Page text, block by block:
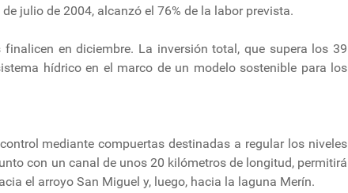
julio de 2004, alcanzó el 76% de la labor prevista.
en diciembre. La inversión total, que supera los 39
hídrico en el marco de un modelo sostenible para los
mediante compuertas destinadas a regular los niveles
con un canal de unos 20 kilómetros de longitud, permitirá
el arroyo San Miguel y, luego, hacia la laguna Merín.